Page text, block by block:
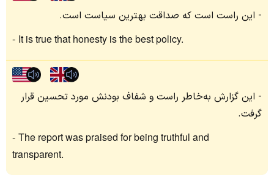
این راست است که صداقت بهترین سیاست است.
It is true that honesty is the best policy.
این گزارش به‌خاطر راست و شفاف بودنش مورد تحسین قرار
گرفت.
The report was praised for being truthful and
transparent.